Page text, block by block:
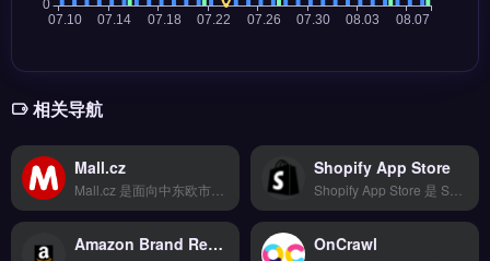
相关导航
Mall.cz Shopify App Store
Amazon Brand Registry OnCrawl